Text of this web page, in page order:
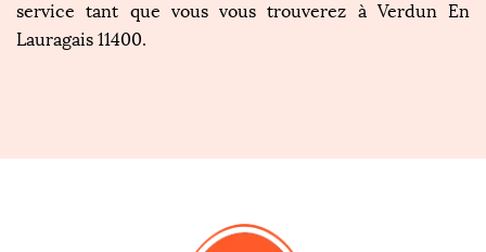
service tant que vous vous trouverez à Verdun En
Lauragais 11400.